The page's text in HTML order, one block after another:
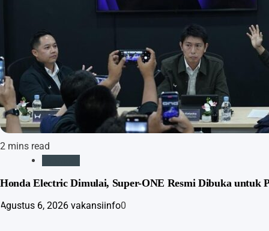
2 mins read
Honda Electric Dimulai, Super-ONE Resmi Dibuka untuk
Agustus 6, 2026 vakansiinfo0